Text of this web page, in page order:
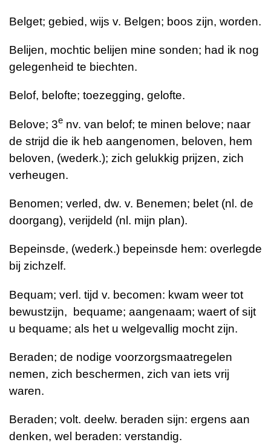
Belget; gebied, wijs v. Belgen; boos zijn, worden.
Belijen, mochtic belijen mine sonden; had ik nog
gelegenheid te biechten.
Belof, belofte; toezegging, gelofte.
Belove; 3e nv. van belof; te minen belove; naar
de strijd die ik heb aangenomen, beloven, hem
beloven, (wederk.); zich gelukkig prijzen, zich
verheugen.
Benomen; verled, dw. v. Benemen; belet (nl. de
doorgang), verijdeld (nl. mijn plan).
Bepeinsde, (wederk.) bepeinsde hem: overlegde
bij zichzelf.
Bequam; verl. tijd v. becomen: kwam weer tot
bewustzijn, bequame; aangenaam; waert of sijt
u bequame; als het u welgevallig mocht zijn.
Beraden; de nodige voorzorgsmaatregelen
nemen, zich beschermen, zich van iets vrij
waren.
Beraden; volt. deelw. beraden sijn: ergens aan
denken, wel beraden: verstandig.